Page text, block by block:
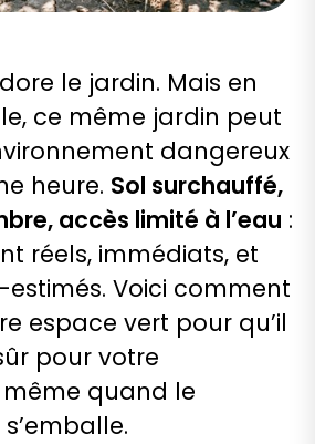
le jardin. Mais en
ce même jardin peut
dangereux
heure. Sol surchauffé,
accès limité à l’eau :
réels, immédiats, et
Voici comment
espace vert pour qu’il
pour votre
quand le